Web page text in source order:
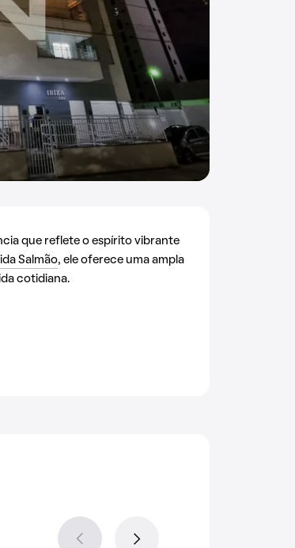
que reflete o espírito vibrante
Salmão, ele oferece uma ampla
cotidiana.